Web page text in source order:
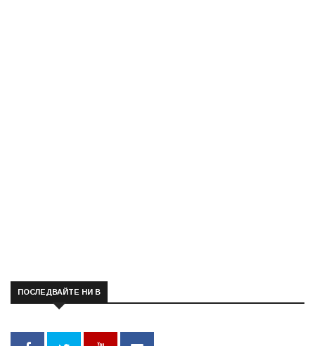
ПОСЛЕДВАЙТЕ НИ В